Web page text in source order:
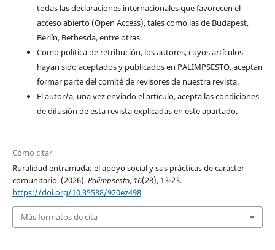
todas las declaraciones internacionales que favorecen el
acceso abierto (Open Access), tales como las de Budapest,
Berlín, Bethesda, entre otras.
Como política de retribución, los autores, cuyos artículos
hayan sido aceptados y publicados en PALIMPSESTO, aceptan
formar parte del comité de revisores de nuestra revista.
El autor/a, una vez enviado el artículo, acepta las condiciones
de difusión de esta revista explicadas en este apartado.
Cómo citar
Ruralidad entramada: el apoyo social y sus prácticas de carácter
comunitario. (2026).Palimpsesto, 16(28), 13-23.
https://doi.org/10.35588/920ez498
Más formatos de cita